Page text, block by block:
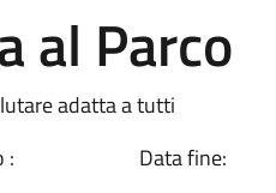
al Parco
adatta a tutti
:
Data fine: